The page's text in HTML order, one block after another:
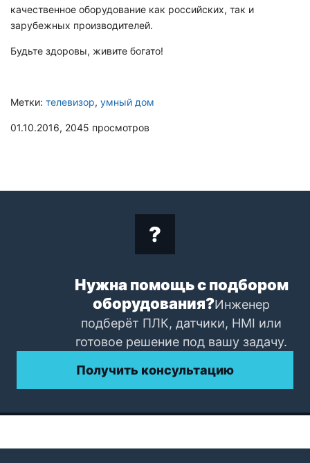
качественное оборудование как российских, так и
зарубежных производителей.
Будьте здоровы, живите богато!
Метки: телевизор, умный дом
01.10.2016, 2045 просмотров
Нужна помощь с подбором
оборудования?Инженер
подберёт ПЛК, датчики, HMI или
готовое решение под вашу задачу.
Получить консультацию